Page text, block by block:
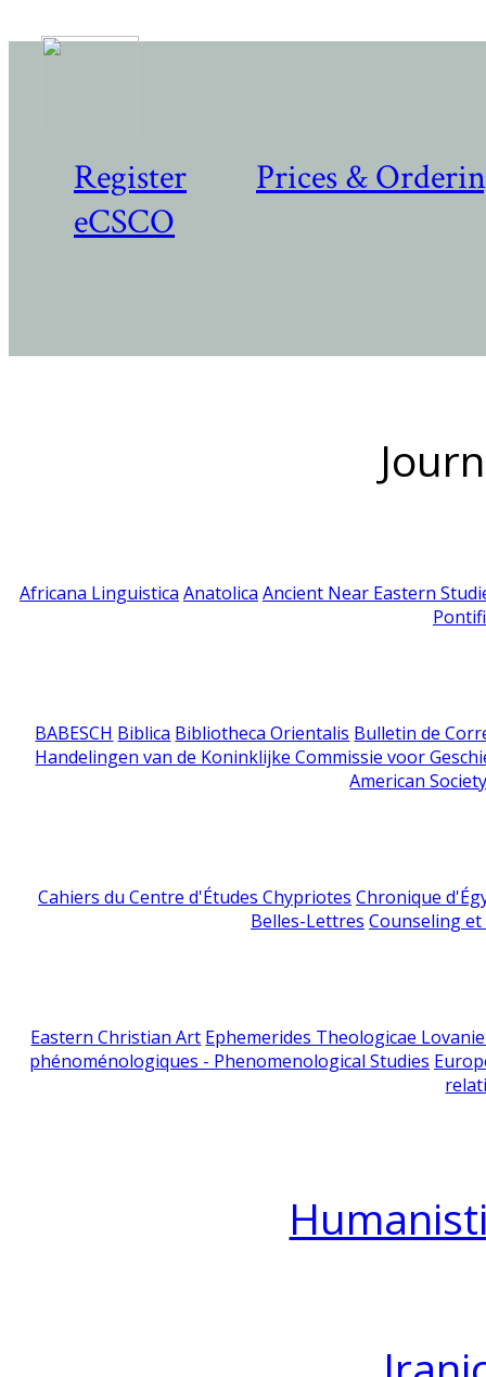
Register
Prices &
eCSCO
Africana Linguistica Anatolica Ancient Near Eastern
BABESCH Biblica Bibliotheca Orientalis Bulletin de
Handelingen van de Koninklijke Commissie voor
American
Cahiers du Centre d'Études Chypriotes Chronique
Belles-Lettres Counseling
Eastern Christian Art Ephemerides Theologicae
phénoménologiques - Phenomenological Studies